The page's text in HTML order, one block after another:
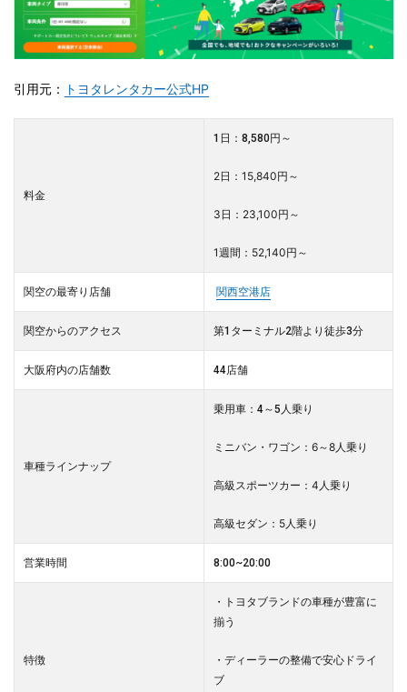
引用元： トヨタレンタカー公式HP
料金
1日：8,580円～
2日：15,840円～
3日：23,100円～
1週間：52,140円～
関空の最寄り店舗 関西空港店
関空からのアクセス 第1ターミナル2階より徒歩3分
大阪府内の店舗数 44店舗
車種ラインナップ
乗用車：4～5人乗り
ミニバン・ワゴン：6～8人乗り
高級スポーツカー：4人乗り
高級セダン：5人乗り
営業時間 8:00~20:00
特徴
・トヨタブランドの車種が豊富に
揃う
・ディーラーの整備で安心ドライ
ブ